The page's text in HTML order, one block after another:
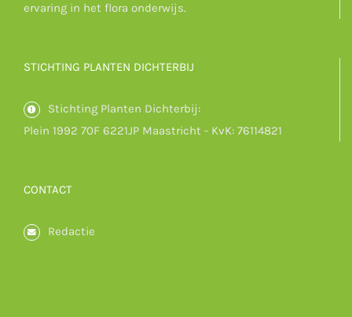
ervaring in het flora onderwijs.
STICHTING PLANTEN DICHTERBIJ
Stichting Planten Dichterbij:
Plein 1992 70F 6221JP Maastricht - KvK: 76114821
CONTACT
Redactie